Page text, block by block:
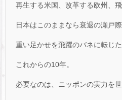
再生する米国、改革する欧州、飛
日本はこのままなら衰退の瀬戸際
重い足かせを飛躍のバネに転じた
これからの10年。
必要なのは、ニッポンの実力を